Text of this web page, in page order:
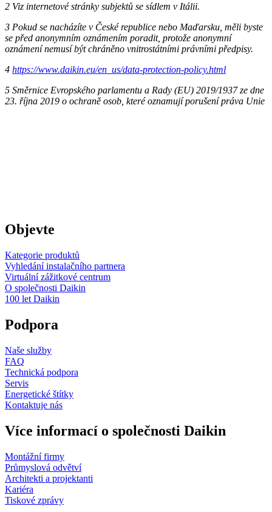
2 Viz internetové stránky subjektů se sídlem v Itálii.
3 Pokud se nacházíte v České republice nebo Maďarsku, měli byste
se před anonymním oznámením poradit, protože anonymní
oznámení nemusí být chráněno vnitrostátními právními předpisy.
4 https://www.daikin.eu/en_us/data-protection-policy.html
5 Směrnice Evropského parlamentu a Rady (EU) 2019/1937 ze dne
23. října 2019 o ochraně osob, které oznamují porušení práva Unie
Objevte
Kategorie produktů
Vyhledání instalačního partnera
Virtuální zážitkové centrum
O společnosti Daikin
100 let Daikin
Podpora
Naše služby
FAQ
Technická podpora
Servis
Energetické štítky
Kontaktuje nás
Více informací o společnosti Daikin
Montážní firmy
Průmyslová odvětví
Architekti a projektanti
Kariéra
Tiskové zprávy